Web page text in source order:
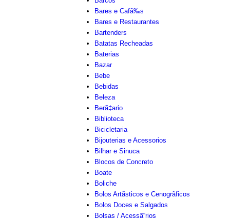
Bares e Cafã‰s
Bares e Restaurantes
Bartenders
Batatas Recheadas
Baterias
Bazar
Bebe
Bebidas
Beleza
Berã‡ario
Biblioteca
Bicicletaria
Bijouterias e Acessorios
Bilhar e Sinuca
Blocos de Concreto
Boate
Boliche
Bolos Artãsticos e Cenogrãficos
Bolos Doces e Salgados
Bolsas / Acessã“rios